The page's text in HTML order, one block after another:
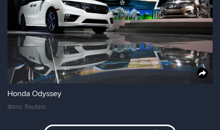
Honda Odyssey
Фото: Reuters